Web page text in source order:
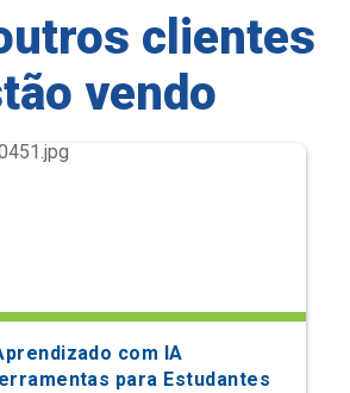
clientes
vendo
com IA
para Estudantes